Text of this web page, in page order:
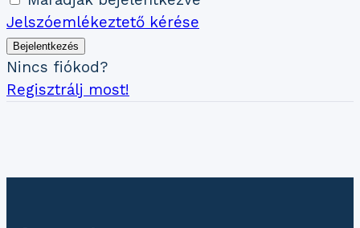
Jelszóemlékeztető kérése
Bejelentkezés
Nincs fiókod?
Regisztrálj most!